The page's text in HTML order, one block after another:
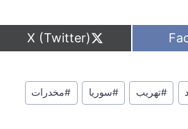
S
h
e
o
X (Twitter)
#تهريب #سوريا #مخدرات